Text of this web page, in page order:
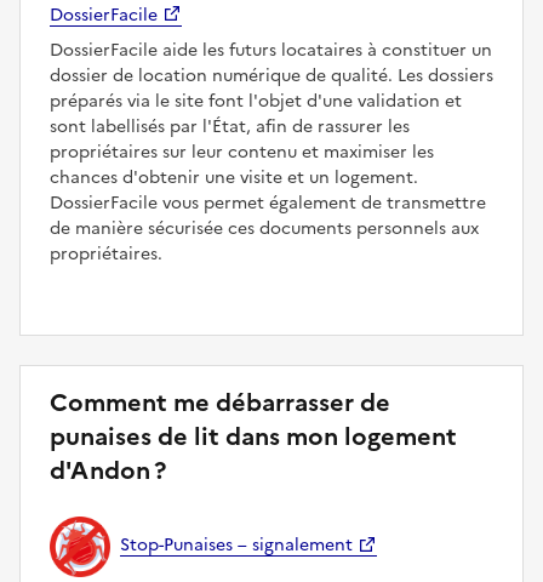
DossierFacile
DossierFacile aide les futurs locataires à constituer un
dossier de location numérique de qualité. Les dossiers
préparés via le site font l'objet d'une validation et
sont labellisés par l'État, afin de rassurer les
propriétaires sur leur contenu et maximiser les
chances d'obtenir une visite et un logement.
DossierFacile vous permet également de transmettre
de manière sécurisée ces documents personnels aux
propriétaires.
Comment me débarrasser de
punaises de lit dans mon logement
d'Andon ?
Stop-Punaises – signalement